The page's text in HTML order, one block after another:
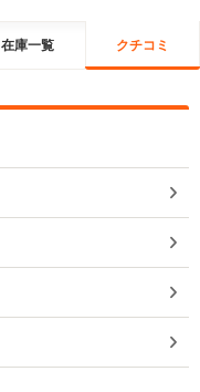
在庫一覧 クチコミ